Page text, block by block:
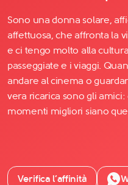
Sono una donna solare,
affettuosa, che affronta la
e ci tengo molto alla
passeggiate e i viaggi.
andare al cinema o
vera ricarica sono gli
momenti migliori siano
Verifica l’affinità